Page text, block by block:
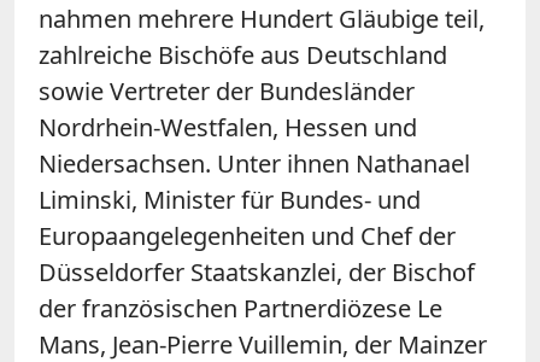
nahmen mehrere Hundert Gläubige teil,
zahlreiche Bischöfe aus Deutschland
sowie Vertreter der Bundesländer
Nordrhein-Westfalen, Hessen und
Niedersachsen. Unter ihnen Nathanael
Liminski, Minister für Bundes- und
Europaangelegenheiten und Chef der
Düsseldorfer Staatskanzlei, der Bischof
der französischen Partnerdiözese Le
Mans, Jean-Pierre Vuillemin, der Mainzer